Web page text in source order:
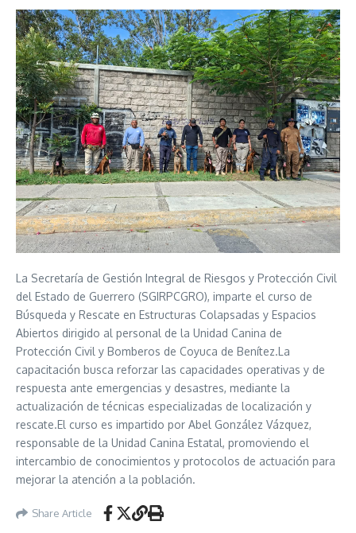
La Secretaría de Gestión Integral de Riesgos y Protección Civil
del Estado de Guerrero (SGIRPCGRO), imparte el curso de
Búsqueda y Rescate en Estructuras Colapsadas y Espacios
Abiertos dirigido al personal de la Unidad Canina de
Protección Civil y Bomberos de Coyuca de Benítez.La
capacitación busca reforzar las capacidades operativas y de
respuesta ante emergencias y desastres, mediante la
actualización de técnicas especializadas de localización y
rescate.El curso es impartido por Abel González Vázquez,
responsable de la Unidad Canina Estatal, promoviendo el
intercambio de conocimientos y protocolos de actuación para
mejorar la atención a la población.
Share Article